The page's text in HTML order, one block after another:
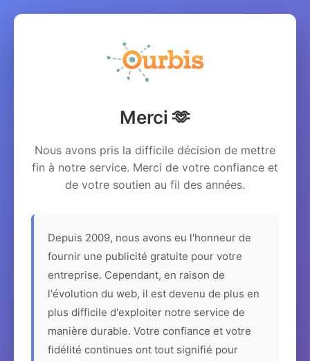
Merci 🫶
Nous avons pris la difficile décision de mettre
fin à notre service. Merci de votre confiance et
de votre soutien au fil des années.
Depuis 2009, nous avons eu l'honneur de
fournir une publicité gratuite pour votre
entreprise. Cependant, en raison de
l'évolution du web, il est devenu de plus en
plus difficile d'exploiter notre service de
manière durable. Votre confiance et votre
fidélité continues ont tout signifié pour